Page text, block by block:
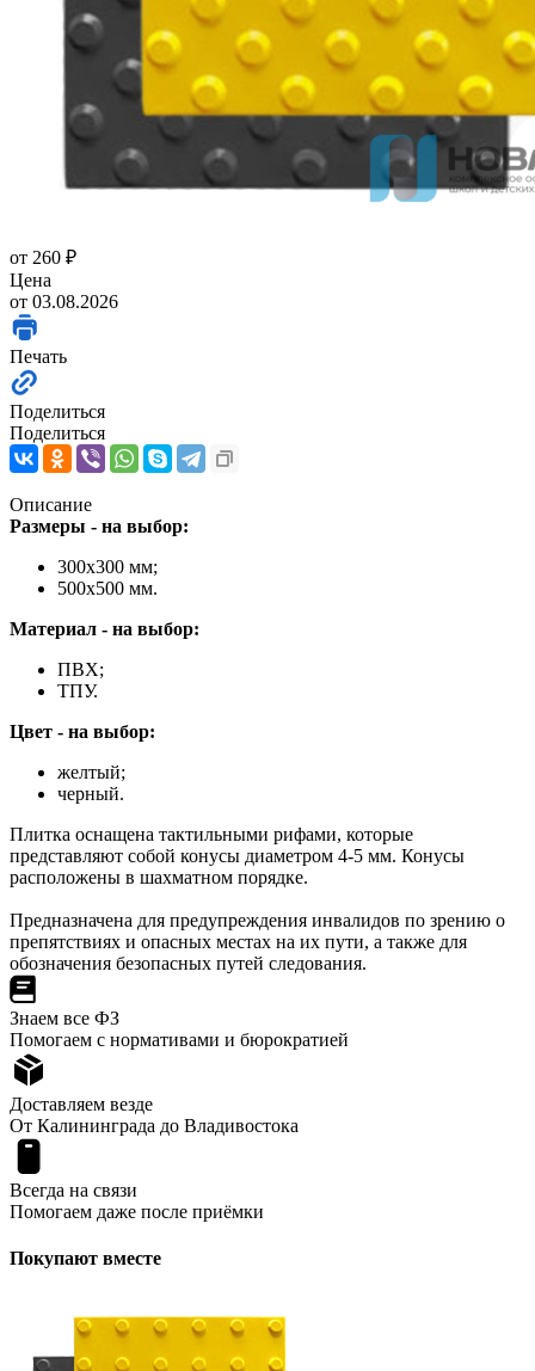
от 260 ₽
Цена
от 03.08.2026
Печать
Поделиться
Поделиться
Описание
Размеры - на выбор:
300х300 мм;
500х500 мм.
Материал - на выбор:
ПВХ;
ТПУ.
Цвет - на выбор:
желтый;
черный.
Плитка оснащена тактильными рифами, которые
представляют собой конусы диаметром 4-5 мм. Конусы
расположены в шахматном порядке.
Предназначена для предупреждения инвалидов по зрению о
препятствиях и опасных местах на их пути, а также для
обозначения безопасных путей следования.
Знаем все ФЗ
Помогаем с нормативами и бюрократией
Доставляем везде
От Калининграда до Владивостока
Всегда на связи
Помогаем даже после приёмки
Покупают вместе